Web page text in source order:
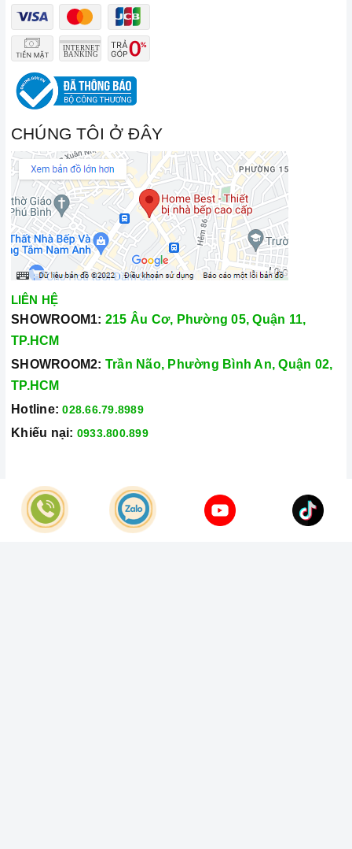
CHÚNG TÔI Ở ĐÂY
LIÊN HỆ
SHOWROOM1: 215 Âu Cơ, Phường 05, Quận 11,
TP.HCM
SHOWROOM2: Trần Não, Phường Bình An, Quận 02,
TP.HCM
Hotline: 028.66.79.8989
Khiếu nại: 0933.800.899
© Bản quyền thuộc vềCông Ty TNHH Home Best Việt Nam
Cung cấp bởi
Sapo